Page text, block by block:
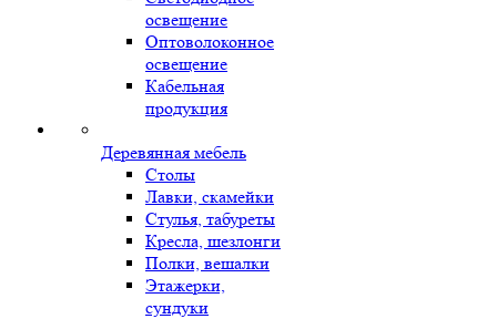
освещение
Оптоволоконное
освещение
Кабельная
продукция
Деревянная мебель
Столы
Лавки, скамейки
Стулья, табуреты
Кресла, шезлонги
Полки, вешалки
Этажерки,
сундуки